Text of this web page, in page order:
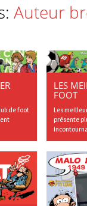
Auteur
de foot
LES
FOOT
Les
présente